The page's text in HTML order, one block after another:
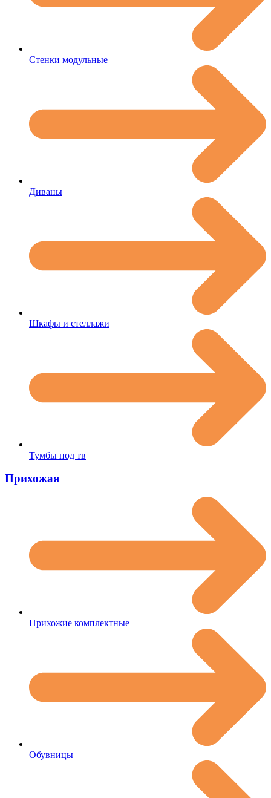
Стенки модульные
Диваны
Шкафы и стеллажи
Тумбы под тв
Прихожая
Прихожие комплектные
Обувницы